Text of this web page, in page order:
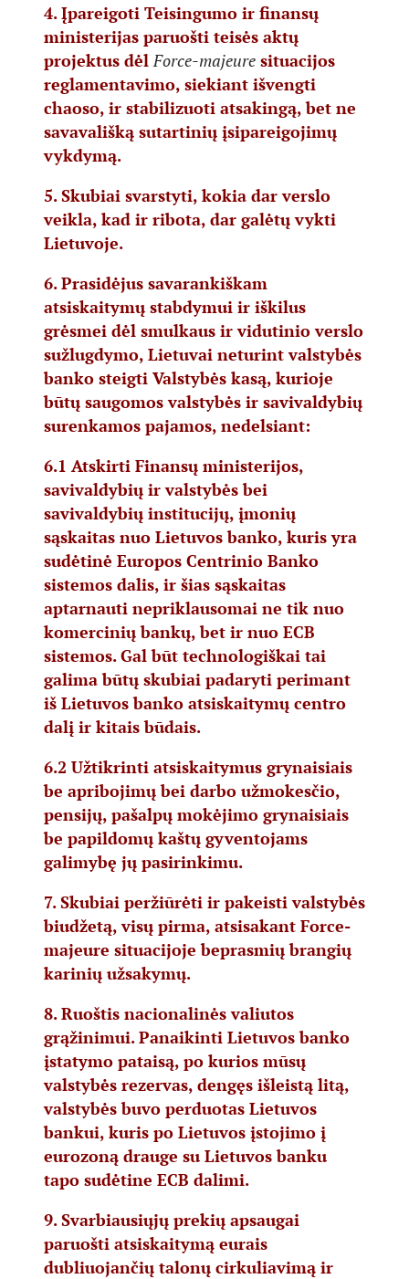
4. Įpareigoti Teisingumo ir finansų
ministerijas paruošti teisės aktų
projektus dėlForce-majeure situacijos
reglamentavimo, siekiant išvengti
chaoso, ir stabilizuoti atsakingą, bet ne
savavališką sutartinių įsipareigojimų
vykdymą.
5. Skubiai svarstyti, kokia dar verslo
veikla, kad ir ribota, dar galėtų vykti
Lietuvoje.
6. Prasidėjus savarankiškam
atsiskaitymų stabdymui ir iškilus
grėsmei dėl smulkaus ir vidutinio verslo
sužlugdymo, Lietuvai neturint valstybės
banko steigti Valstybės kasą, kurioje
būtų saugomos valstybės ir savivaldybių
surenkamos pajamos, nedelsiant:
6.1 Atskirti Finansų ministerijos,
savivaldybių ir valstybės bei
savivaldybių institucijų, įmonių
sąskaitas nuo Lietuvos banko, kuris yra
sudėtinė Europos Centrinio Banko
sistemos dalis, ir šias sąskaitas
aptarnauti nepriklausomai ne tik nuo
komercinių bankų, bet ir nuo ECB
sistemos. Gal būt technologiškai tai
galima būtų skubiai padaryti perimant
iš Lietuvos banko atsiskaitymų centro
dalį ir kitais būdais.
6.2 Užtikrinti atsiskaitymus grynaisiais
be apribojimų bei darbo užmokesčio,
pensijų, pašalpų mokėjimo grynaisiais
be papildomų kaštų gyventojams
galimybę jų pasirinkimu.
7. Skubiai peržiūrėti ir pakeisti valstybės
biudžetą, visų pirma, atsisakant Force-
majeure situacijoje beprasmių brangių
karinių užsakymų.
8. Ruoštis nacionalinės valiutos
grąžinimui. Panaikinti Lietuvos banko
įstatymo pataisą, po kurios mūsų
valstybės rezervas, dengęs išleistą litą,
valstybės buvo perduotas Lietuvos
bankui, kuris po Lietuvos įstojimo į
eurozoną drauge su Lietuvos banku
tapo sudėtine ECB dalimi.
9. Svarbiausiųjų prekių apsaugai
paruošti atsiskaitymą eurais
dubliuojančių talonų cirkuliavimą ir